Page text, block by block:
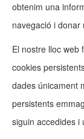
obtenim una
navegació i donar
El nostre lloc web
cookies
dades únicament
persistents
siguin accedides i